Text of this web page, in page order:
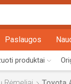
Paslaugos
produktai